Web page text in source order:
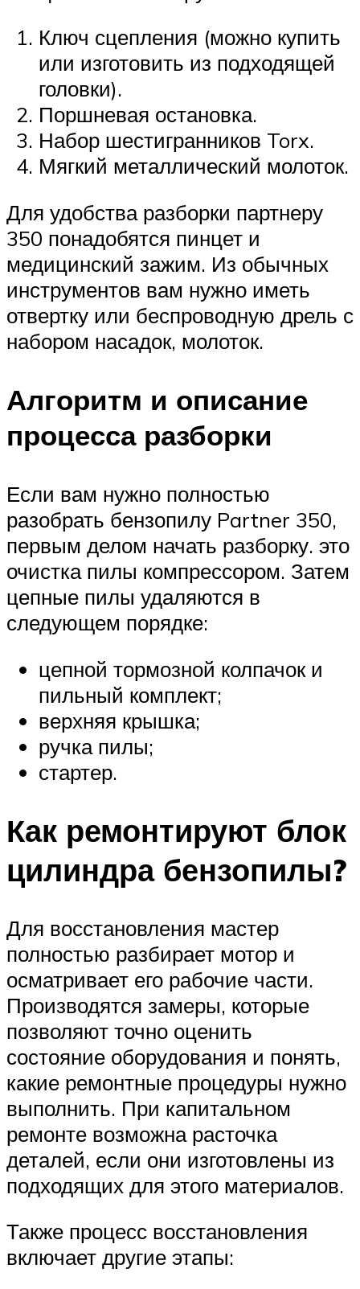
Ключ сцепления (можно купить
или изготовить из подходящей
головки).
Поршневая остановка.
Набор шестигранников Torx.
Мягкий металлический молоток.
Для удобства разборки партнеру
350 понадобятся пинцет и
медицинский зажим. Из обычных
инструментов вам нужно иметь
отвертку или беспроводную дрель с
набором насадок, молоток.
Алгоритм и описание
процесса разборки
Если вам нужно полностью
разобрать бензопилу Partner 350,
первым делом начать разборку. это
очистка пилы компрессором. Затем
цепные пилы удаляются в
следующем порядке:
цепной тормозной колпачок и
пильный комплект;
верхняя крышка;
ручка пилы;
стартер.
Как ремонтируют блок
цилиндра бензопилы?
Для восстановления мастер
полностью разбирает мотор и
осматривает его рабочие части.
Производятся замеры, которые
позволяют точно оценить
состояние оборудования и понять,
какие ремонтные процедуры нужно
выполнить. При капитальном
ремонте возможна расточка
деталей, если они изготовлены из
подходящих для этого материалов.
Также процесс восстановления
включает другие этапы: